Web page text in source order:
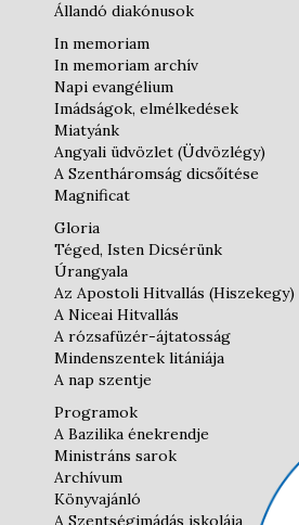
Állandó diakónusok
In memoriam
In memoriam archív
Napi evangélium
Imádságok, elmélkedések
Miatyánk
Angyali üdvözlet (Üdvözlégy)
A Szentháromság dicsőítése
Magnificat
Gloria
Téged, Isten Dicsérünk
Úrangyala
Az Apostoli Hitvallás (Hiszekegy)
A Niceai Hitvallás
A rózsafüzér-ájtatosság
Mindenszentek litániája
A nap szentje
Programok
A Bazilika énekrendje
Ministráns sarok
Archívum
Könyvajánló
A Szentségimádás iskolája